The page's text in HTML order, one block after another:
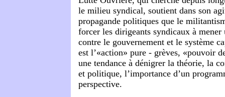
le milieu syndical, soutient dans son
propagande politiques que le
forcer les dirigeants syndicaux à
contre le gouvernement et le système
est l’«action» pure - grèves, «pouvoir
une tendance à dénigrer la théorie, la
et politique, l’importance d’un
perspective.